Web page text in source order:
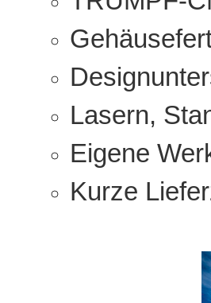
Lasern,
Eigene
Kurze